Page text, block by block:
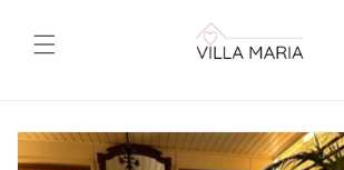
content